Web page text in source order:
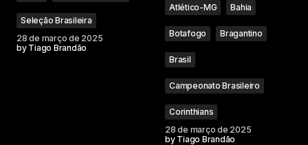
Seleção Brasileira
28 de março de 2025
by Tiago Brandão
Atlético-MG Bahia
Botafogo Bragantino
Brasil
Campeonato Brasileiro
Corinthians
28 de março de 2025
by Tiago Brandão